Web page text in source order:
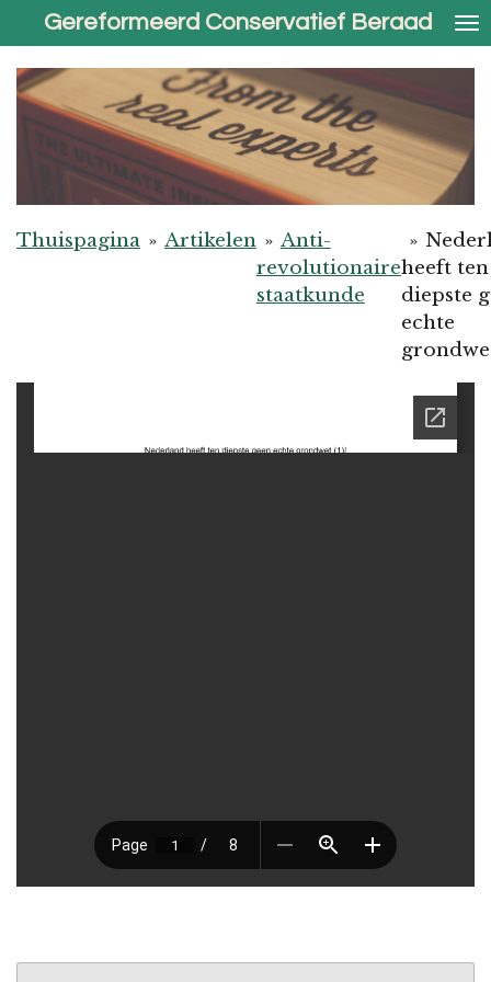
direct
naar
de
hoofdinhoud
Gereformeerd Conservatief Beraad
Thuispagina » Artikelen » Anti-
revolutionaire
staatkunde
»
heeft ten
diepste
echte